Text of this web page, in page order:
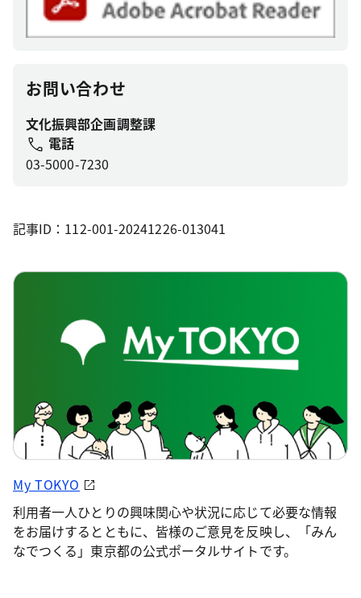
お問い合わせ
文化振興部企画調整課
電話
03-5000-7230
記事ID：112-001-20241226-013041
My TOKYO
利用者一人ひとりの興味関心や状況に応じて必要な情報
をお届けするとともに、皆様のご意見を反映し、「みん
なでつくる」東京都の公式ポータルサイトです。